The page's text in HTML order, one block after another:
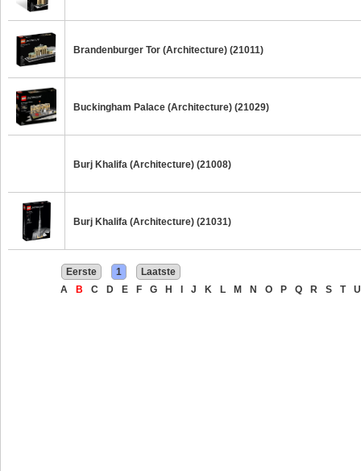
Brandenburger Tor (Architecture) (21011)
Buckingham Palace (Architecture) (21029)
Burj Khalifa (Architecture) (21008)
Burj Khalifa (Architecture) (21031)
Eerste 1
Laatste
A
B C D E F G H J K L M N O P Q R S T U